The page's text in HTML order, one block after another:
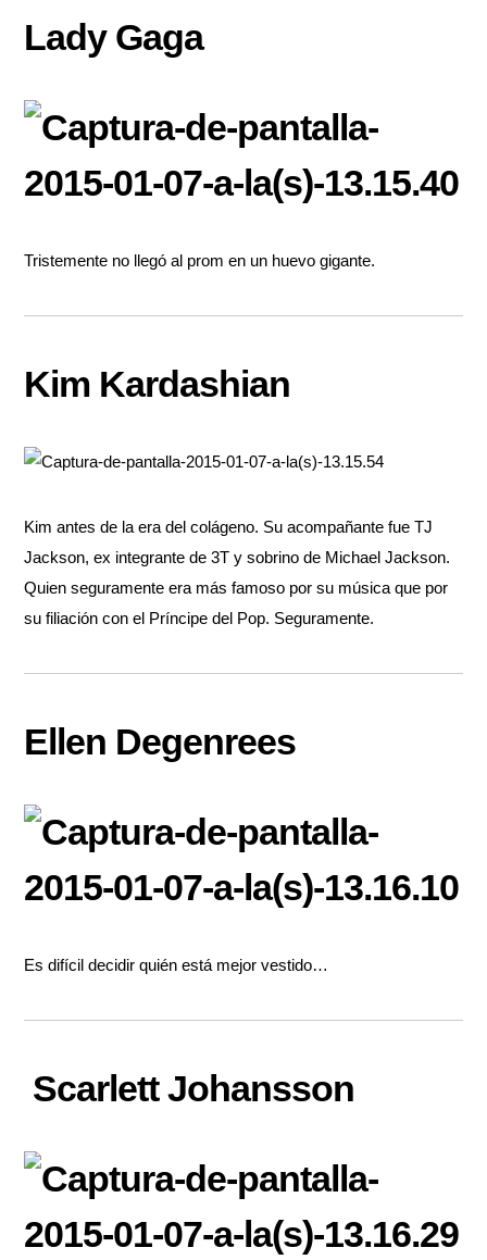
Lady Gaga
Tristemente no llegó al prom en un huevo gigante.
Kim Kardashian
Kim antes de la era del colágeno. Su acompañante fue TJ
Jackson, ex integrante de 3T y sobrino de Michael Jackson.
Quien seguramente era más famoso por su música que por
su filiación con el Príncipe del Pop. Seguramente.
Ellen Degenrees
Es difícil decidir quién está mejor vestido…
Scarlett Johansson